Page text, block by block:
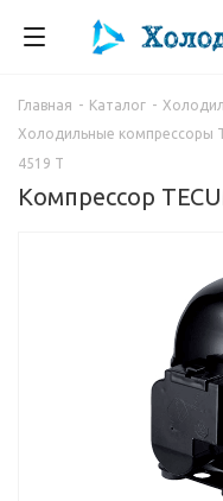
Главная - Каталог -
Холодильные компрессоры
4519 T
Компрессор